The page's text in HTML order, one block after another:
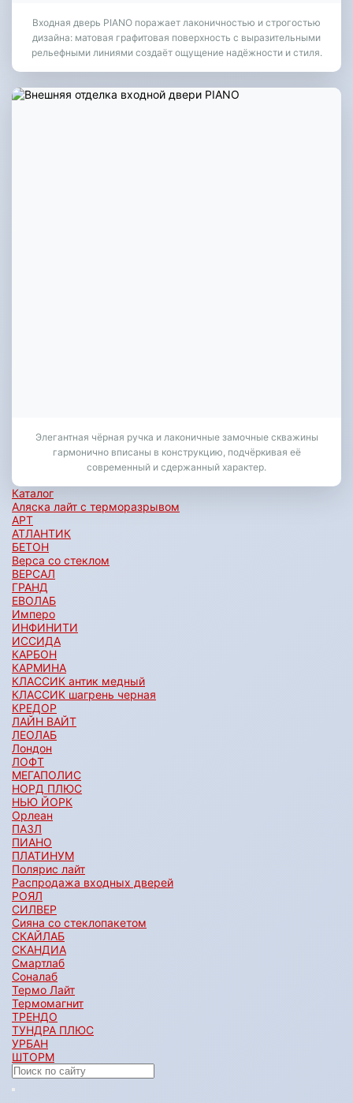
Входная дверь PIANO поражает лаконичностью и строгостью
дизайна: матовая графитовая поверхность с выразительными
рельефными линиями создаёт ощущение надёжности и стиля.
Элегантная чёрная ручка и лаконичные замочные скважины
гармонично вписаны в конструкцию, подчёркивая её
современный и сдержанный характер.
Каталог
Аляска лайт с терморазрывом
АРТ
АТЛАНТИК
БЕТОН
Верса со стеклом
ВЕРСАЛ
ГРАНД
ЕВОЛАБ
Имперо
ИНФИНИТИ
ИССИДА
КАРБОН
КАРМИНА
КЛАССИК антик медный
КЛАССИК шагрень черная
КРЕДОР
ЛАЙН ВАЙТ
ЛЕОЛАБ
Лондон
ЛОФТ
МЕГАПОЛИС
НОРД ПЛЮС
НЬЮ ЙОРК
Орлеан
ПАЗЛ
ПИАНО
ПЛАТИНУМ
Полярис лайт
Распродажа входных дверей
РОЯЛ
СИЛВЕР
Сияна со стеклопакетом
СКАЙЛАБ
СКАНДИA
Смартлаб
Соналаб
Термо Лайт
Термомагнит
ТРЕНДО
ТУНДРА ПЛЮС
УРБАН
ШТОРМ